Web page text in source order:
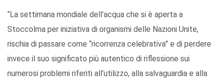
“La settimana mondiale dell’acqua che si è aperta a
Stoccolma per iniziativa di organismi delle Nazioni Unite,
rischia di passare come “ricorrenza celebrativa” e di perdere
invece il suo significato più autentico di riflessione sui
numerosi problemi riferiti all’utilizzo, alla salvaguardia e alla